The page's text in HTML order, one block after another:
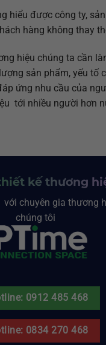
hiểu được công ty,
hàng không thay
hiệu chúng ta cần
sản phẩm, yếu tố
ứng nhu cầu của
tới nhiều người hơn
kế thương
với chuyên gia thương
chúng tôi
0912 485 468
0834 270 468